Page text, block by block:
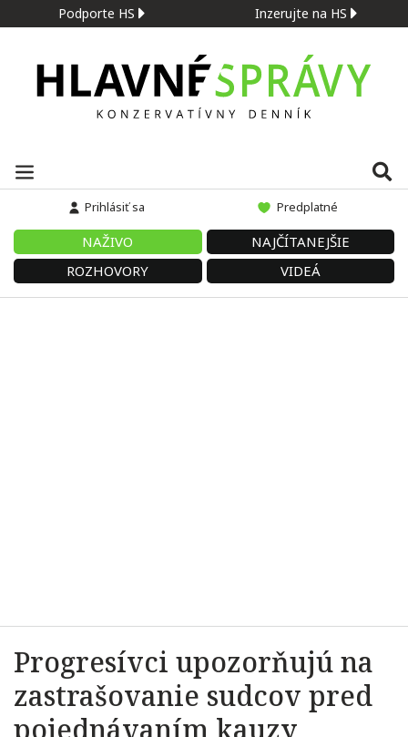
Podporte HS Inzerujte na HS
Prihlásiť sa Predplatné
NAŽIVO
NAJČÍTANEJŠIE
ROZHOVORY
VIDEÁ
Progresívci upozorňujú na
zastrašovanie sudcov pred
pojednávaním kauzy